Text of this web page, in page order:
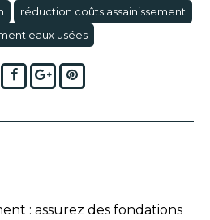
réduction coûts assainissement
eaux usées
Facebook
Google+Pinterest
: assurez des fondations